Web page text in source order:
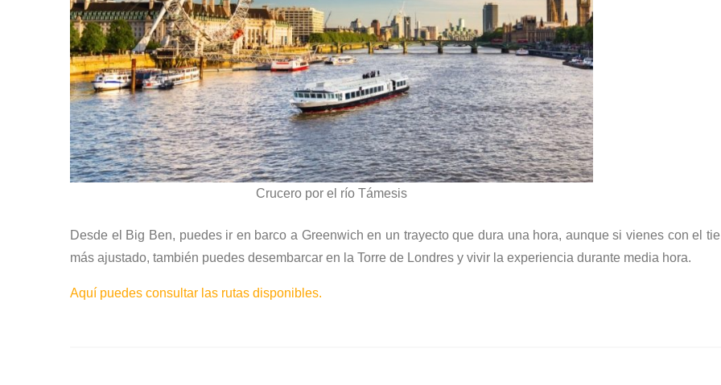
Crucero por el río Támesis
Desde el Big Ben, puedes ir en barco a Greenwich en un trayecto que dura una hora, aunque si vienes con el
más ajustado, también puedes desembarcar en la Torre de Londres y vivir la experiencia durante media hora.
Aquí puedes consultar las rutas disponibles.